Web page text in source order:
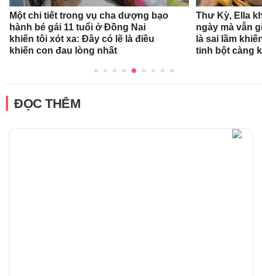
Một chi tiết trong vụ cha dượng bạo
hành bé gái 11 tuổi ở Đồng Nai
khiến tôi xót xa: Đây có lẽ là điều
khiến con đau lòng nhất
Thư Kỳ, Ella
ngày mà vẫn
là sai lầm
tinh bột càng
ĐỌC THÊM